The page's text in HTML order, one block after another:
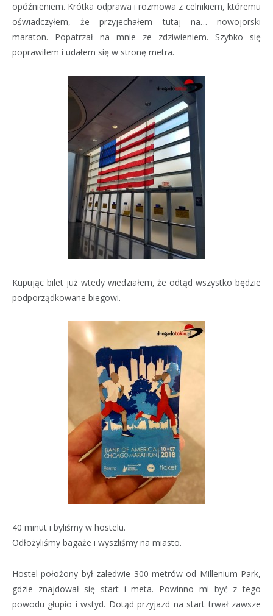
opóźnieniem. Krótka odprawa i rozmowa z celnikiem, któremu
oświadczyłem, że przyjechałem tutaj na… nowojorski
maraton. Popatrzał na mnie ze zdziwieniem. Szybko się
poprawiłem i udałem się w stronę metra.
Kupując bilet już wtedy wiedziałem, że odtąd wszystko będzie
podporządkowane biegowi.
40 minut i byliśmy w hostelu.
Odłożyliśmy bagaże i wyszliśmy na miasto.
Hostel położony był zaledwie 300 metrów od Millenium Park,
gdzie znajdował się start i meta. Powinno mi być z tego
powodu głupio i wstyd. Dotąd przyjazd na start trwał zawsze